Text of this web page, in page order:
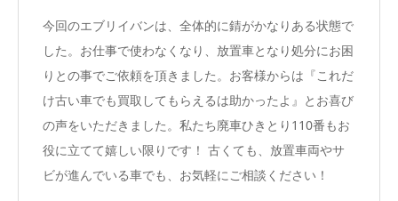
今回のエブリイバンは、全体的に錆がかなりある状態で
した。お仕事で使わなくなり、放置車となり処分にお困
りとの事でご依頼を頂きました。お客様からは『これだ
け古い車でも買取してもらえるは助かったよ』とお喜び
の声をいただきました。私たち廃車ひきとり110番もお
役に立てて嬉しい限りです！ 古くても、放置車両やサ
ビが進んでいる車でも、お気軽にご相談ください！